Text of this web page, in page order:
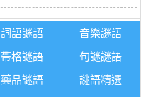
詞語謎語
音樂謎語
帶格謎語
句謎謎語
藥品謎語 謎語精選